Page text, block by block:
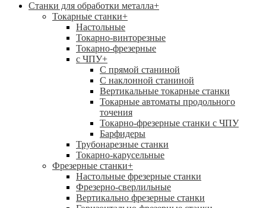
Станки для обработки металла+
Токарные станки+
Настольные
Токарно-винторезные
Токарно-фрезерные
с ЧПУ+
С прямой станиной
C наклонной станиной
Вертикальные токарные станки
Токарные автоматы продольного
точения
Токарно-фрезерные станки с ЧПУ
Барфидеры
Трубонарезные станки
Токарно-карусельные
Фрезерные станки+
Настольные фрезерные станки
Фрезерно-сверлильные
Вертикально фрезерные станки